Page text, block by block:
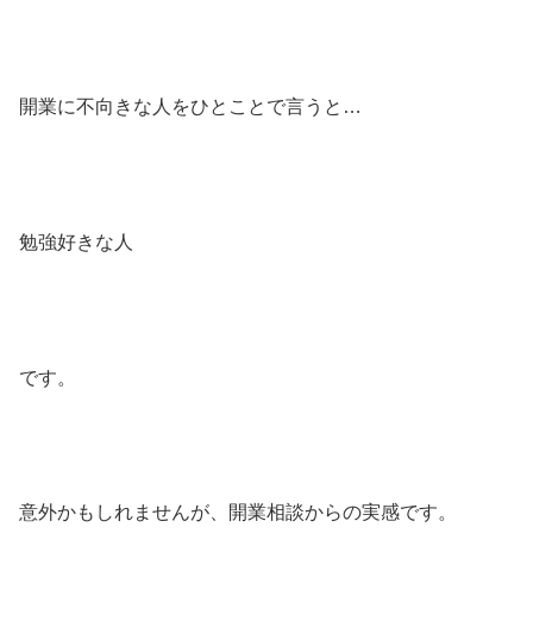
開業に不向きな人をひとことで言うと…
勉強好きな人
です。
意外かもしれませんが、開業相談からの実感です。